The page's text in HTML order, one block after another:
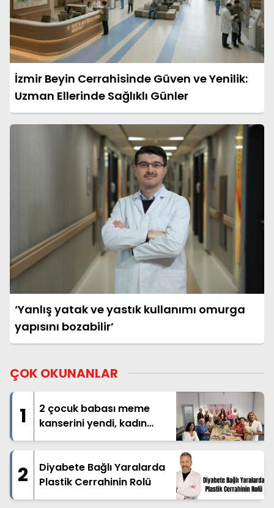
İzmir Beyin Cerrahisinde Güven ve Yenilik:
Uzman Ellerinde Sağlıklı Günler
‘Yanlış yatak ve yastık kullanımı omurga
yapısını bozabilir’
ÇOK OKUNANLAR
1
2 çocuk babası meme
kanserini yendi, kadın
hastalara moral veriyor
2
Diyabete Bağlı Yaralarda
Plastik Cerrahinin Rolü